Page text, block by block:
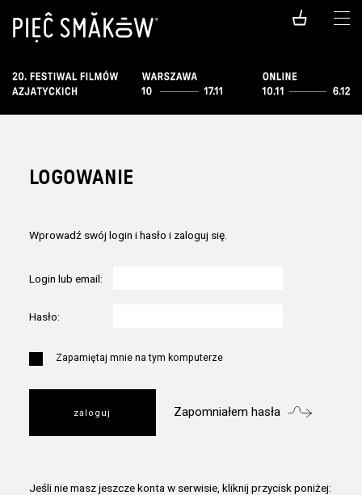
LOGOWANIE
Wprowadź swój login i hasło i zaloguj się.
Login lub email:
Hasło:
Zapamiętaj mnie na tym komputerze
Zapomniałem hasła
Jeśli nie masz jeszcze konta w serwisie, kliknij przycisk poniżej: